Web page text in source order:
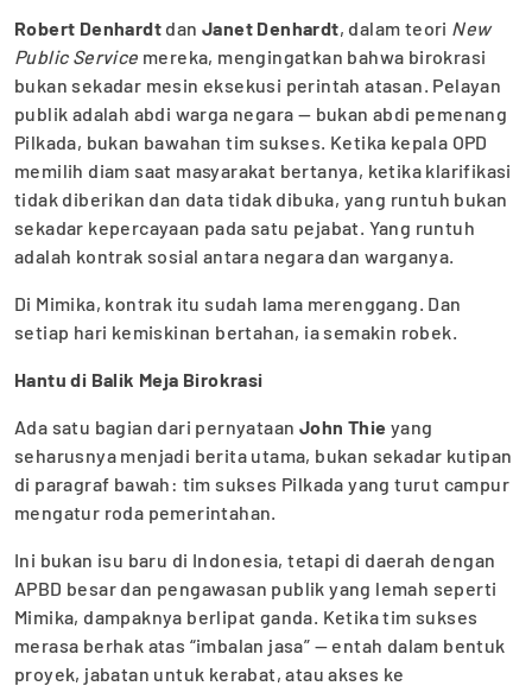
Robert Denhardt dan Janet Denhardt, dalam teori New
Public Service mereka, mengingatkan bahwa birokrasi
bukan sekadar mesin eksekusi perintah atasan. Pelayan
publik adalah abdi warga negara — bukan abdi pemenang
Pilkada, bukan bawahan tim sukses. Ketika kepala OPD
memilih diam saat masyarakat bertanya, ketika klarifikasi
tidak diberikan dan data tidak dibuka, yang runtuh bukan
sekadar kepercayaan pada satu pejabat. Yang runtuh
adalah kontrak sosial antara negara dan warganya.
Di Mimika, kontrak itu sudah lama merenggang. Dan
setiap hari kemiskinan bertahan, ia semakin robek.
Hantu di Balik Meja Birokrasi
Ada satu bagian dari pernyataan John Thie yang
seharusnya menjadi berita utama, bukan sekadar kutipan
di paragraf bawah: tim sukses Pilkada yang turut campur
mengatur roda pemerintahan.
Ini bukan isu baru di Indonesia, tetapi di daerah dengan
APBD besar dan pengawasan publik yang lemah seperti
Mimika, dampaknya berlipat ganda. Ketika tim sukses
merasa berhak atas “imbalan jasa” — entah dalam bentuk
proyek, jabatan untuk kerabat, atau akses ke